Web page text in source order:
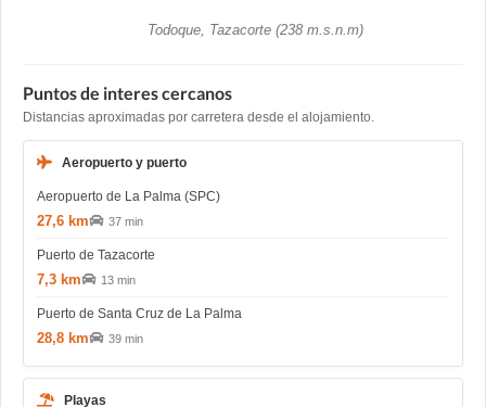
Todoque, Tazacorte (238 m.s.n.m)
Puntos de interes cercanos
Distancias aproximadas por carretera desde el alojamiento.
Aeropuerto y puerto
Aeropuerto de La Palma (SPC)
27,6 km 37 min
Puerto de Tazacorte
7,3 km 13 min
Puerto de Santa Cruz de La Palma
28,8 km 39 min
Playas